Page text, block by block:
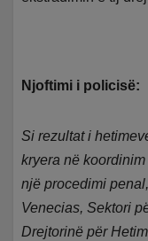
Njoftimi i policisë:
Si rezultat i
kryera në
një procedimi
Venecias, Sektori
Drejtorinë për